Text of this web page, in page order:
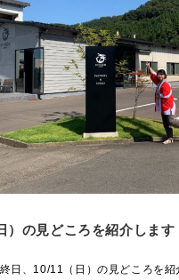
）の見どころを紹介します
日、10/11（日）の見どころを